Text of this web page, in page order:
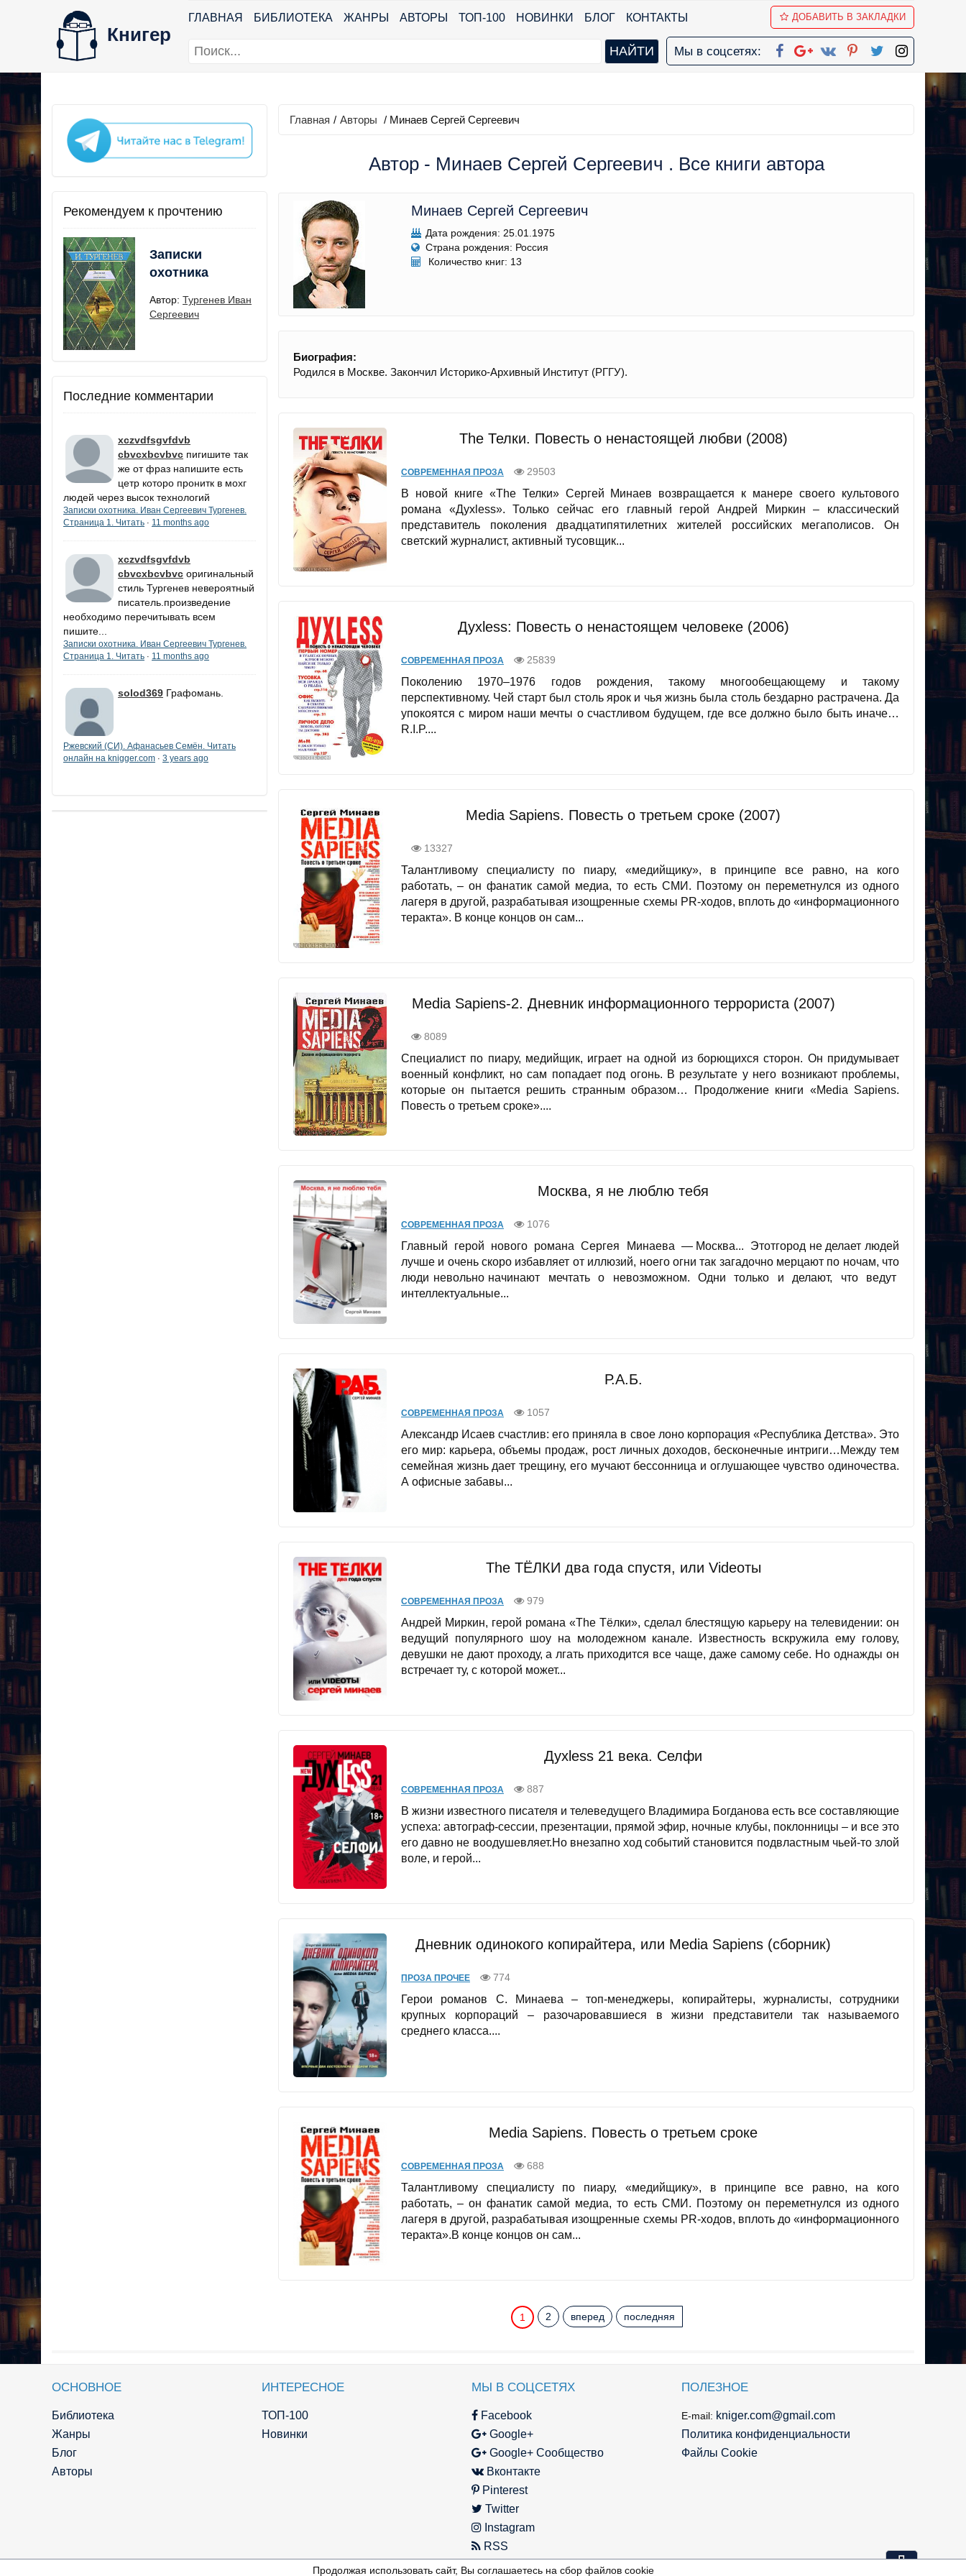
Книгер
ГЛАВНАЯ БИБЛИОТЕКА ЖАНРЫ АВТОРЫ ТОП-100 НОВИНКИ БЛОГ КОНТАКТЫ ДОБАВИТЬ В ЗАКЛАДКИ
Мы в соцсетях:
Рекомендуем к прочтению
Записки
охотника
Автор: Тургенев Иван
Сергеевич
Последние комментарии
xczvdfsgvfdvb
cbvcxbcvbvc пигишите так
же от фраз напишите есть
цетр которо пронитк в мохг
людей через высок технологий
Записки охотника. Иван Сергеевич Тургенев.
Страница 1. Читать · 11 months ago
xczvdfsgvfdvb
cbvcxbcvbvc оригинальный
стиль Тургенев невероятный
писатель.произведение
необходимо перечитывать всем
пишите...
Записки охотника. Иван Сергеевич Тургенев.
Страница 1. Читать · 11 months ago
solod369 Графомань.
Ржевский (СИ). Афанасьев Семён. Читать
онлайн на knigger.com · 3 years ago
Главная / Авторы / Минаев Сергей Сергеевич
Автор - Минаев Сергей Сергеевич . Все книги автора
Минаев Сергей Сергеевич
Дата рождения: 25.01.1975
Страна рождения: Россия
Количество книг: 13
Биография:
Родился в Москве. Закончил Историко-Архивный Институт (РГГУ).
The Телки. Повесть о ненастоящей любви (2008)
СОВРЕМЕННАЯ ПРОЗА 29503
В новой книге «Тhе Телки» Сергей Минаев возвращается к манере своего культового
романа «Духless». Только сейчас его главный герой Андрей Миркин – классический
представитель поколения двадцатипятилетних жителей российских мегаполисов. Он
светский журналист, активный тусовщик...
Духless: Повесть о ненастоящем человеке (2006)
СОВРЕМЕННАЯ ПРОЗА 25839
Поколению 1970–1976 годов рождения, такому многообещающему и такому
перспективному. Чей старт был столь ярок и чья жизнь была столь бездарно растрачена. Да
упокоятся с миром наши мечты о счастливом будущем, где все должно было быть иначе…
R.I.P....
Media Sapiens. Повесть о третьем сроке (2007)
13327
Талантливому специалисту по пиару, «медийщику», в принципе все равно, на кого
работать, – он фанатик самой медиа, то есть СМИ. Поэтому он переметнулся из одного
лагеря в другой, разрабатывая изощренные схемы PR-ходов, вплоть до «информационного
теракта». В конце концов он сам...
Media Sapiens-2. Дневник информационного террориста (2007)
8089
Специалист по пиару, медийщик, играет на одной из борющихся сторон. Он придумывает
военный конфликт, но сам попадает под огонь. В результате у него возникают проблемы,
которые он пытается решить странным образом… Продолжение книги «Media Sapiens.
Повесть о третьем сроке»....
Москва, я не люблю тебя
СОВРЕМЕННАЯ ПРОЗА 1076
Главный герой нового романа Сергея Минаева — Москва... Этотгород не делает людей
лучше и очень скоро избавляет от иллюзий, ноего огни так загадочно мерцают по ночам, что
люди невольно начинают мечтать о невозможном. Одни только и делают, что ведут
интеллектуальные...
Р.А.Б.
СОВРЕМЕННАЯ ПРОЗА 1057
Александр Исаев счастлив: его приняла в свое лоно корпорация «Республика Детства». Это
его мир: карьера, объемы продаж, рост личных доходов, бесконечные интриги…Между тем
семейная жизнь дает трещину, его мучают бессонница и оглушающее чувство одиночества.
А офисные забавы...
The ТЁЛКИ два года спустя, или Videoты
СОВРЕМЕННАЯ ПРОЗА 979
Андрей Миркин, герой романа «The Тёлки», сделал блестящую карьеру на телевидении: он
ведущий популярного шоу на молодежном канале. Известность вскружила ему голову,
девушки не дают проходу, а лгать приходится все чаще, даже самому себе. Но однажды он
встречает ту, с которой может...
Дyxless 21 века. Селфи
СОВРЕМЕННАЯ ПРОЗА 887
В жизни известного писателя и телеведущего Владимира Богданова есть все составляющие
успеха: автограф-сессии, презентации, прямой эфир, ночные клубы, поклонницы – и все это
его давно не воодушевляет.Но внезапно ход событий становится подвластным чьей-то злой
воле, и герой...
Дневник одинокого копирайтера, или Media Sapiens (сборник)
ПРОЗА ПРОЧЕЕ 774
Герои романов С. Минаева – топ-менеджеры, копирайтеры, журналисты, сотрудники
крупных корпораций – разочаровавшиеся в жизни представители так называемого
среднего класса....
Media Sapiens. Повесть о третьем сроке
СОВРЕМЕННАЯ ПРОЗА 688
Талантливому специалисту по пиару, «медийщику», в принципе все равно, на кого
работать, – он фанатик самой медиа, то есть СМИ. Поэтому он переметнулся из одного
лагеря в другой, разрабатывая изощренные схемы PR-ходов, вплоть до «информационного
теракта».В конце концов он сам...
1 2 вперед последняя
⇩
ОСНОВНОЕ
Библиотека
Жанры
Блог
Авторы
ИНТЕРЕСНОЕ
ТОП-100
Новинки
МЫ В СОЦСЕТЯХ
Facebook
Google+
Google+ Сообщество
Вконтакте
Pinterest
Twitter
Instagram
RSS
ПОЛЕЗНОЕ
E-mail: kniger.com@gmail.com
Политика конфиденциальности
Файлы Cookie
Продолжая использовать сайт, Вы соглашаетесь на сбор файлов cookie